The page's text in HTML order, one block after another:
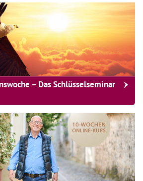
– Das Schlüsselseminar